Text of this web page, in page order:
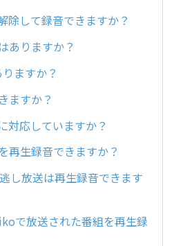
除して録音できますか？
ありますか？
ますか？
ますか？
対応していますか？
再生録音できますか？
し放送は再生録音できます
で放送された番組を再生録